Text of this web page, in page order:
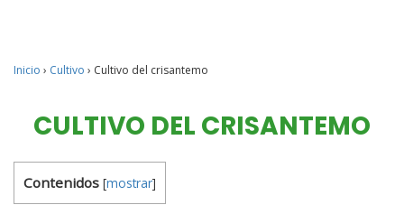
Inicio › Cultivo › Cultivo del crisantemo
CULTIVO DEL CRISANTEMO
Contenidos [mostrar]